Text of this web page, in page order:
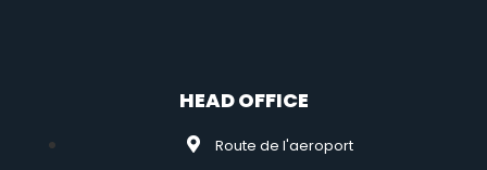
HEAD OFFICE
Route de l'aeroport